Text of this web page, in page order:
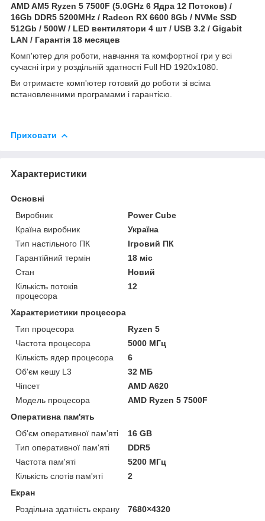
AMD AM5 Ryzen 5 7500F (5.0GHz 6 Ядра 12 Потоков) /
16Gb DDR5 5200MHz / Radeon RX 6600 8Gb / NVMe SSD
512Gb / 500W / LED вентилятори 4 шт / USB 3.2 / Gigabit
LAN / Гарантія 18 месяцев
Комп'ютер для роботи, навчання та комфортної гри у всі
сучасні ігри у роздільній здатності Full HD 1920x1080.
Ви отримаєте комп'ютер готовий до роботи зі всіма
встановленними програмами і гарантією.
Приховати
Характеристики
Основні
Виробник
Power Cube
Країна виробник
Україна
Тип настільного ПК
Ігровий ПК
Гарантійний термін
18 міс
Стан
Новий
Кількість потоків
процесора
12
Характеристики процесора
Тип процесора
Ryzen 5
Частота процесора
5000 МГц
Кількість ядер процесора
6
Об'єм кешу L3
32 МБ
Чіпсет
AMD A620
Модель процесора
AMD Ryzen 5 7500F
Оперативна пам'ять
Об'єм оперативної пам'яті
16 GB
Тип оперативної пам'яті
DDR5
Частота пам'яті
5200 МГц
Кількість слотів пам'яті
2
Екран
Роздільна здатність екрану
7680×4320